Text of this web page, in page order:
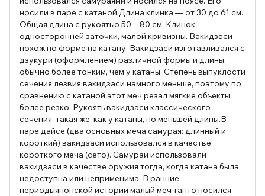
носили в паре с катаной.Длина клинка — от 30 до 61 см.
Общая длина с рукоятью 50—80 см. Клинок
односторонней заточки, малой кривизны. Вакидзаси
похож по форме на катану. Вакидзаси изготавливался с
дзукури (оформлением) различной формы и длины,
обычно более тонким, чем у катаны. Степень выпуклости
сечения лезвия вакидзаси намного меньше, поэтому по
сравнению с катаной этот меч резал мягкие объекты
более резко. Рукоять вакидзаси классического
сечения, такая же, как у катаны, но меньшей длины.В
паре дайсё (два основных меча самурая: длинный и
короткий) вакидзаси использовался в качестве
короткого меча (сёто). Самураи использовали
вакидзаси в качестве оружия тогда, когда катана была
недоступна или неприменима. В ранние
периодыяпонской истории малый меч танто носился